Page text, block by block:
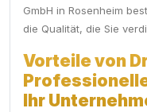
GmbH in Rosenheim
die Qualität, die Sie
Vorteile von
Ihr